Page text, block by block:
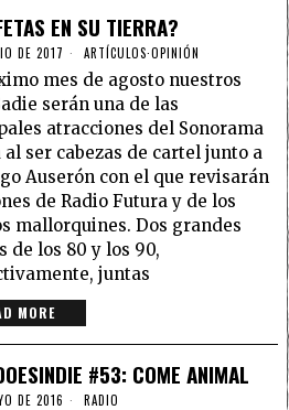
EN SU TIERRA?
DE 2017 ARTÍCULOS·OPINIÓN
mes de agosto nuestros
serán una de las
atracciones del Sonorama
al ser cabezas de cartel junto a
Auserón con el que revisarán
de Radio Futura y de los
mallorquines. Dos grandes
de los 80 y los 90,
juntas
MORE
#53: COME ANIMAL
DE 2016 RADIO